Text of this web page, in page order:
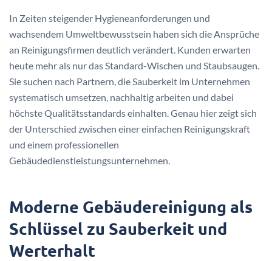
In Zeiten steigender Hygieneanforderungen und
wachsendem Umweltbewusstsein haben sich die Ansprüche
an Reinigungsfirmen deutlich verändert. Kunden erwarten
heute mehr als nur das Standard-Wischen und Staubsaugen.
Sie suchen nach Partnern, die Sauberkeit im Unternehmen
systematisch umsetzen, nachhaltig arbeiten und dabei
höchste Qualitätsstandards einhalten. Genau hier zeigt sich
der Unterschied zwischen einer einfachen Reinigungskraft
und einem professionellen
Gebäudedienstleistungsunternehmen.
Moderne Gebäudereinigung als
Schlüssel zu Sauberkeit und
Werterhalt